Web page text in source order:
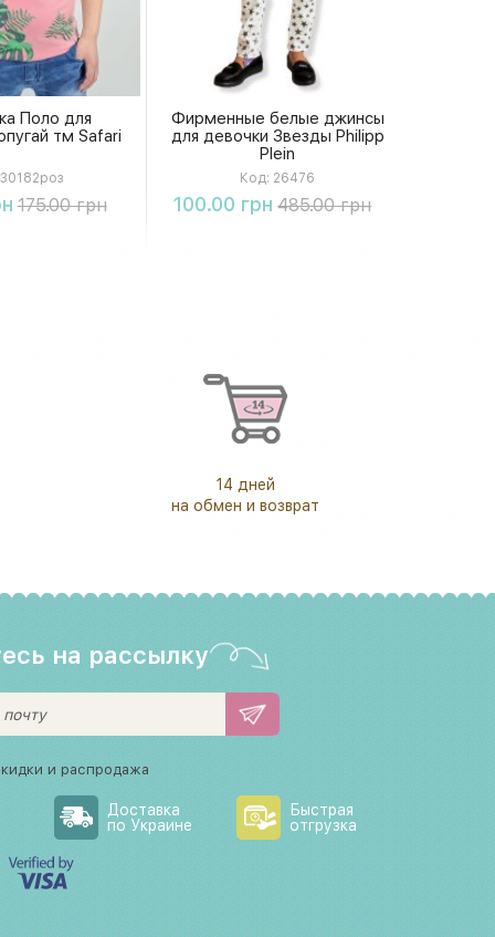
Поло для
тм Safari
175.00 грн
Фирменные белые джинсы
для девочки Звезды Philipp
Plein
Код: 26476
100.00 грн 485.00 грн
Купить
14 дней
на обмен и возврат
на рассылку
и распродажа
Доставка
по Украине
Быстрая
отгрузка